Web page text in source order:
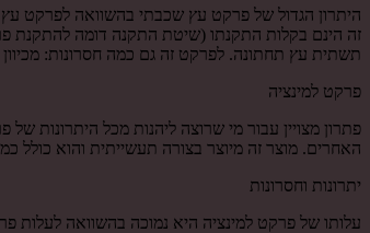
היתרון הגדול של פרקט עץ שכבתי בהשוואה לפרקט
זה הינם בקלות התקנתו (שיטת התקנה דומה להתקנת
תשתית עץ תחתונה. לפרקט זה גם כמה חסרונות:
פרקט למינציה
פתרון מצויין עבור מי שרוצה ליהנות מכל היתרונות
האחרים. מוצר זה מיוצר בצורה תעשייתית והוא כולל
יתרונות וחסרונות
עלותו של פרקט למינציה היא נמוכה בהשוואה